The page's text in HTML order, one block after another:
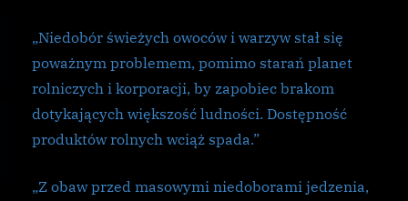
„Niedobór świeżych owoców i warzyw stał się
poważnym problemem, pomimo starań planet
rolniczych i korporacji, by zapobiec brakom
dotykających większość ludności. Dostępność
produktów rolnych wciąż spada.”
„Z obaw przed masowymi niedoborami jedzenia,